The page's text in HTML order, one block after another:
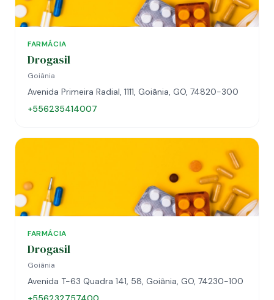
FARMÁCIA
Drogasil
Goiânia
Avenida Primeira Radial, 1111, Goiânia, GO, 74820-300
+556235414007
FARMÁCIA
Drogasil
Goiânia
Avenida T-63 Quadra 141, 58, Goiânia, GO, 74230-100